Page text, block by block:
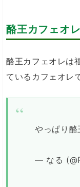
酪王カフェオ
酪王カフェオレは
ているカフェオレ
やっぱり酪
— なる